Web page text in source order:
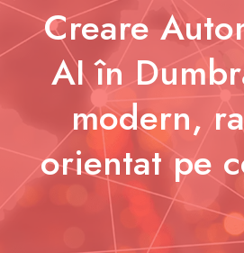
Creare
AI în
modern,
orientat pe